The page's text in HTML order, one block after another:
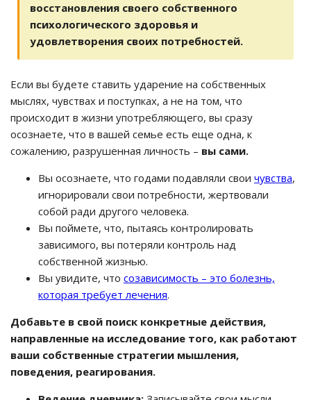
восстановления своего собственного
психологического здоровья и
удовлетворения своих потребностей.
Если вы будете ставить ударение на собственных
мыслях, чувствах и поступках, а не на том, что
происходит в жизни употребляющего, вы сразу
осознаете, что в вашей семье есть еще одна, к
сожалению, разрушенная личность – вы сами.
Вы осознаете, что годами подавляли свои чувства,
игнорировали свои потребности, жертвовали
собой ради другого человека.
Вы поймете, что, пытаясь контролировать
зависимого, вы потеряли контроль над
собственной жизнью.
Вы увидите, что созависимость – это болезнь,
которая требует лечения.
Добавьте в свой поиск конкретные действия,
направленные на исследование того, как работают
ваши собственные стратегии мышления,
поведения, реагирования.